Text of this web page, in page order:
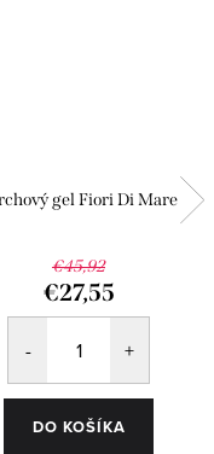
gel Fiori Di Mare
€45,92
€27,55
DO KOŠÍKA